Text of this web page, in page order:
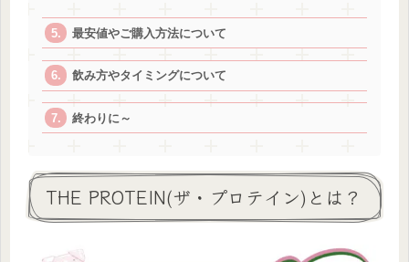
最安値やご購入方法について
飲み方やタイミングについて
終わりに～
THE PROTEIN(ザ・プロテイン)とは？